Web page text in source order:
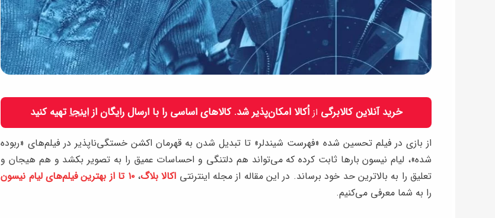
خرید آنلاین کالابرگی ازاُکالا امکان‌پذیر شد. کالاهای اساسی را با ارسال رایگان ازاینجاتهیه کنید
از بازی در فیلم تحسین‌ شده‌ «فهرست شیندلر» تا تبدیل شدن به قهرمان اکشن خستگی‌ناپذیر در فیلم‌های «ربوده
شده»، لیام نیسون بارها ثابت کرده که می‌تواند هم دلتنگی و احساسات عمیق را به تصویر بکشد و هم هیجان و
تعلیق را به بالاترین حد خود برساند. در این مقاله از مجله اینترنتی اکالا بلاگ،۱۰ تا از بهترین فیلم‌های لیام نیسون
را به شما معرفی می‌کنیم.